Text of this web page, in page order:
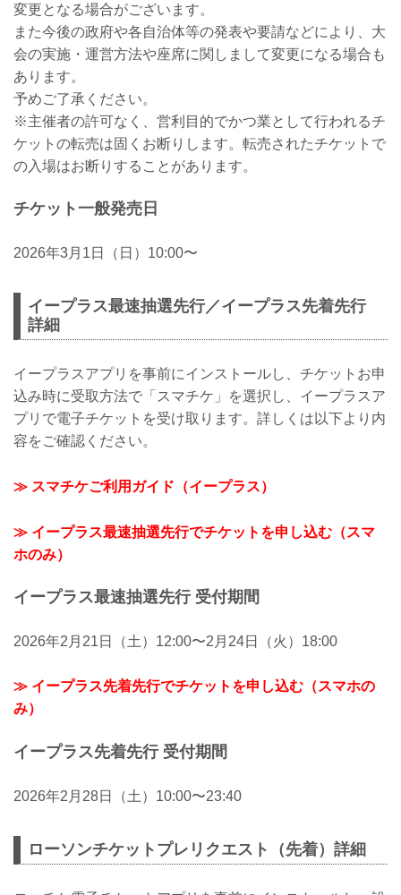
変更となる場合がございます。
また今後の政府や各自治体等の発表や要請などにより、大
会の実施・運営方法や座席に関しまして変更になる場合も
あります。
予めご了承ください。
※主催者の許可なく、営利目的でかつ業として行われるチ
ケットの転売は固くお断りします。転売されたチケットで
の入場はお断りすることがあります。
チケット一般発売日
2026年3月1日（日）10:00〜
イープラス最速抽選先行／イープラス先着先行
詳細
イープラスアプリを事前にインストールし、チケットお申
込み時に受取方法で「スマチケ」を選択し、イープラスア
プリで電子チケットを受け取ります。詳しくは以下より内
容をご確認ください。
≫ スマチケご利用ガイド（イープラス）
≫ イープラス最速抽選先行でチケットを申し込む（スマ
ホのみ）
イープラス最速抽選先行 受付期間
2026年2月21日（土）12:00〜2月24日（火）18:00
≫ イープラス先着先行でチケットを申し込む（スマホの
み）
イープラス先着先行 受付期間
2026年2月28日（土）10:00〜23:40
ローソンチケットプレリクエスト（先着）詳細